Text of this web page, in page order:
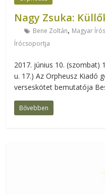
Nagy Zsuka:
Bene Zoltán, Magyar
Írócsoportja
2017. június 10. (szombat)
u. 17.) Az Orpheusz Kiadó
verseskötet bemutatója
Bővebben